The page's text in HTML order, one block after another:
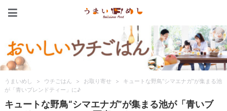
うまいめし > ウチごはん > お取り寄せ >
キュートな野鳥“シマエナガ”が集まる池
が「青いブレンドティー」に♪
キュートな野鳥“シマエナガ”が集まる池が「青いブ